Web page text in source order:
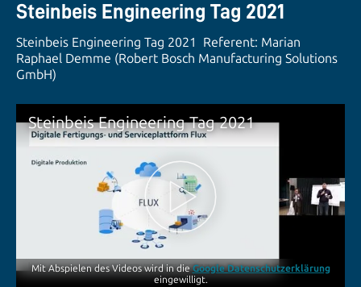
Steinbeis Engineering Tag 2021
Steinbeis Engineering Tag 2021 Referent: Marian
Raphael Demme (Robert Bosch Manufacturing Solutions
GmbH)
Steinbeis Engineering Tag 2021
Mit Abspielen des Videos wird in dieGoogle Datenschutzerklärung
eingewilligt.